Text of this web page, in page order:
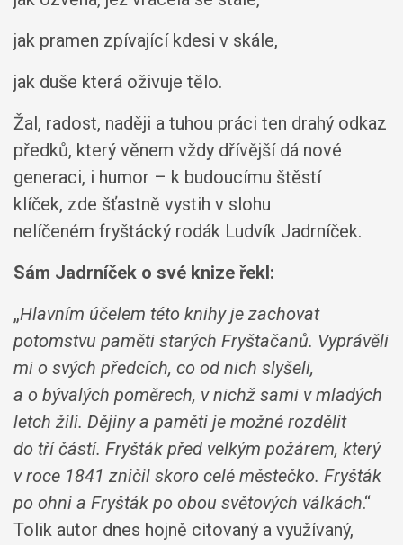
jak pramen zpívající kdesi v skále,
jak duše která oživuje tělo.
Žal, radost, naději a tuhou práci ten drahý odkaz
předků, který věnem vždy dřívější dá nové
generaci, i humor – k budoucímu štěstí
klíček, zde šťastně vystih v slohu
nelíčeném fryštácký rodák Ludvík Jadrníček.
Sám Jadrníček o své knize řekl:
„Hlavním účelem této knihy je zachovat
potomstvu paměti starých Fryštačanů. Vyprávěli
mi o svých předcích, co od nich slyšeli,
a o bývalých poměrech, v nichž sami v mladých
letch žili. Dějiny a paměti je možné rozdělit
do tří částí. Fryšták před velkým požárem, který
v roce 1841 zničil skoro celé městečko. Fryšták
po ohni a Fryšták po obou světových válkách.“
Tolik autor dnes hojně citovaný a využívaný,